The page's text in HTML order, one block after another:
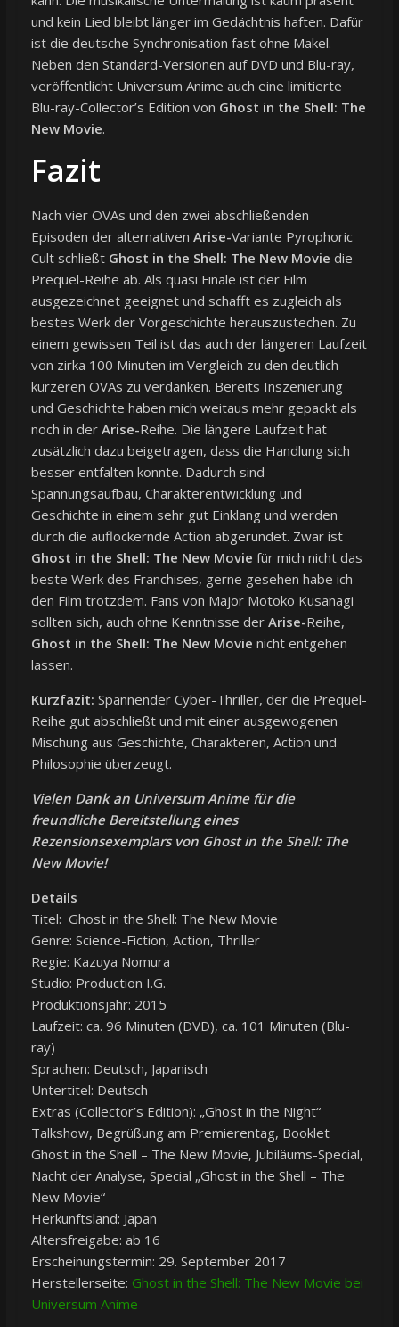
und kein Lied bleibt länger im Gedächtnis haften. Dafür
ist die deutsche Synchronisation fast ohne Makel.
Neben den Standard-Versionen auf DVD und Blu-ray,
veröffentlicht Universum Anime auch eine limitierte
Blu-ray-Collector’s Edition von Ghost in the Shell: The
New Movie.
Fazit
Nach vier OVAs und den zwei abschließenden
Episoden der alternativen Arise-Variante Pyrophoric
Cult schließt Ghost in the Shell: The New Movie die
Prequel-Reihe ab. Als quasi Finale ist der Film
ausgezeichnet geeignet und schafft es zugleich als
bestes Werk der Vorgeschichte herauszustechen. Zu
einem gewissen Teil ist das auch der längeren Laufzeit
von zirka 100 Minuten im Vergleich zu den deutlich
kürzeren OVAs zu verdanken. Bereits Inszenierung
und Geschichte haben mich weitaus mehr gepackt als
noch in der Arise-Reihe. Die längere Laufzeit hat
zusätzlich dazu beigetragen, dass die Handlung sich
besser entfalten konnte. Dadurch sind
Spannungsaufbau, Charakterentwicklung und
Geschichte in einem sehr gut Einklang und werden
durch die auflockernde Action abgerundet. Zwar ist
Ghost in the Shell: The New Movie für mich nicht das
beste Werk des Franchises, gerne gesehen habe ich
den Film trotzdem. Fans von Major Motoko Kusanagi
sollten sich, auch ohne Kenntnisse der Arise-Reihe,
Ghost in the Shell: The New Movie nicht entgehen
lassen.
Kurzfazit: Spannender Cyber-Thriller, der die Prequel-
Reihe gut abschließt und mit einer ausgewogenen
Mischung aus Geschichte, Charakteren, Action und
Philosophie überzeugt.
Vielen Dank an Universum Anime für die
freundliche Bereitstellung eines
Rezensionsexemplars von Ghost in the Shell: The
New Movie!
Details
Titel: Ghost in the Shell: The New Movie
Genre: Science-Fiction, Action, Thriller
Regie: Kazuya Nomura
Studio: Production I.G.
Produktionsjahr: 2015
Laufzeit: ca. 96 Minuten (DVD), ca. 101 Minuten (Blu-
ray)
Sprachen: Deutsch, Japanisch
Untertitel: Deutsch
Extras (Collector’s Edition): „Ghost in the Night“
Talkshow, Begrüßung am Premierentag, Booklet
Ghost in the Shell – The New Movie, Jubiläums-Special,
Nacht der Analyse, Special „Ghost in the Shell – The
New Movie“
Herkunftsland: Japan
Altersfreigabe: ab 16
Erscheinungstermin: 29. September 2017
Herstellerseite: Ghost in the Shell: The New Movie bei
Universum Anime